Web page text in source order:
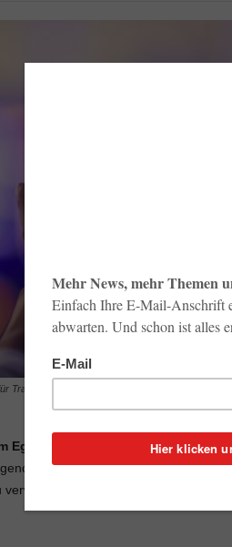
Travel Manager erleichtert die Arbeit (Foto:
Egencia hat ihre App mit
App ermöglicht es Nutzern –
und benötigte Informationen